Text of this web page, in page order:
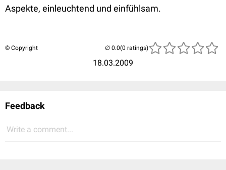
Aspekte, einleuchtend und einfühlsam.
© Copyright
18.03.2009
(0 ratings)
Feedback
Write a comment...